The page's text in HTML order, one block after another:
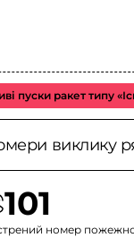
ракет типу
виклику
101
номер